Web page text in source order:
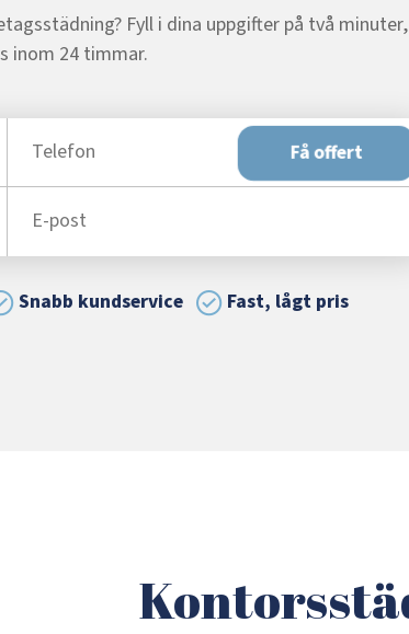
Fyll i dina uppgifter på två minuter,
inom 24 timmar.
Få offert
Snabb kundservice Fast, lågt pris